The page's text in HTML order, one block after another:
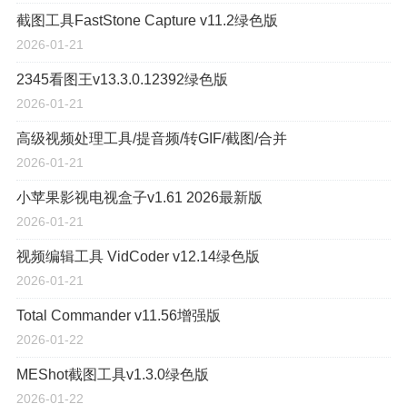
截图工具FastStone Capture v11.2绿色版
2026-01-21
2345看图王v13.3.0.12392绿色版
2026-01-21
高级视频处理工具/提音频/转GIF/截图/合并
2026-01-21
小苹果影视电视盒子v1.61 2026最新版
2026-01-21
视频编辑工具 VidCoder v12.14绿色版
2026-01-21
Total Commander v11.56增强版
2026-01-22
MEShot截图工具v1.3.0绿色版
2026-01-22